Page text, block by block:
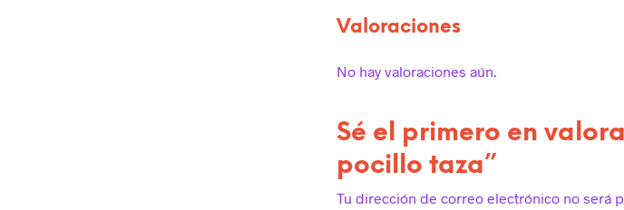
Valoraciones
No hay valoraciones aún.
Sé el primero en
pocillo taza”
Tu dirección de correo electrónico no será